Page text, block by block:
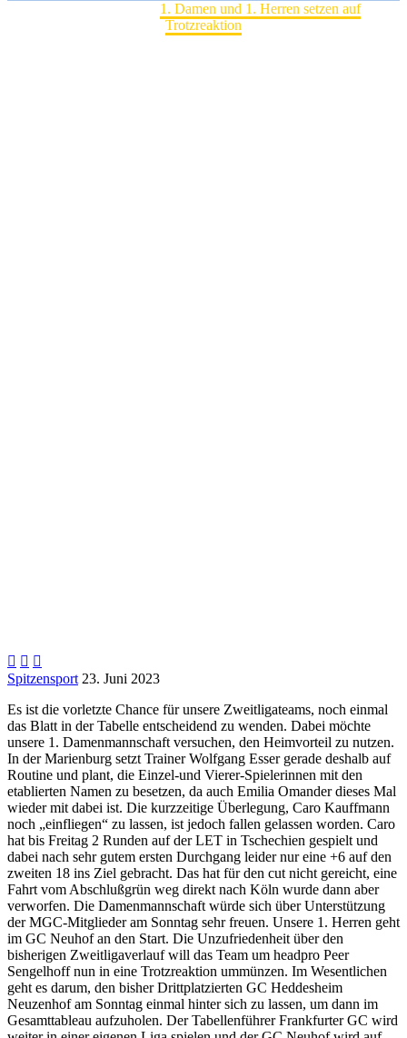
1. Damen und 1. Herren setzen auf
Trotzreaktion
  
Spitzensport 23. Juni 2023
Es ist die vorletzte Chance für unsere Zweitligateams, noch einmal
das Blatt in der Tabelle entscheidend zu wenden. Dabei möchte
unsere 1. Damenmannschaft versuchen, den Heimvorteil zu nutzen.
In der Marienburg setzt Trainer Wolfgang Esser gerade deshalb auf
Routine und plant, die Einzel-und Vierer-Spielerinnen mit den
etablierten Namen zu besetzen, da auch Emilia Omander dieses Mal
wieder mit dabei ist. Die kurzzeitige Überlegung, Caro Kauffmann
noch „einfliegen“ zu lassen, ist jedoch fallen gelassen worden. Caro
hat bis Freitag 2 Runden auf der LET in Tschechien gespielt und
dabei nach sehr gutem ersten Durchgang leider nur eine +6 auf den
zweiten 18 ins Ziel gebracht. Das hat für den cut nicht gereicht, eine
Fahrt vom Abschlußgrün weg direkt nach Köln wurde dann aber
verworfen. Die Damenmannschaft würde sich über Unterstützung
der MGC-Mitglieder am Sonntag sehr freuen. Unsere 1. Herren geht
im GC Neuhof an den Start. Die Unzufriedenheit über den
bisherigen Zweitligaverlauf will das Team um headpro Peer
Sengelhoff nun in eine Trotzreaktion ummünzen. Im Wesentlichen
geht es darum, den bisher Drittplatzierten GC Heddesheim
Neuzenhof am Sonntag einmal hinter sich zu lassen, um dann im
Gesamttableau aufzuholen. Der Tabellenführer Frankfurter GC wird